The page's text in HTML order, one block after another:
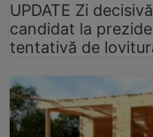
UPDATE Zi
candidat la
tentativă de